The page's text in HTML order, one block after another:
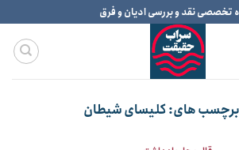
تخصصی نقد و بررسی ادیان و فرق
برچسب های:کلیسای شیطان